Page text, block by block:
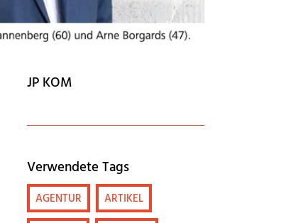
JP KOM
Verwendete Tags
AGENTUR
ARTIKEL